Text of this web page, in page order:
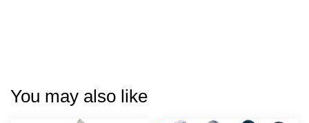
You may also like